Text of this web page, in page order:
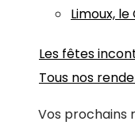
Limoux,
Les fêtes
Tous nos
Vos prochains